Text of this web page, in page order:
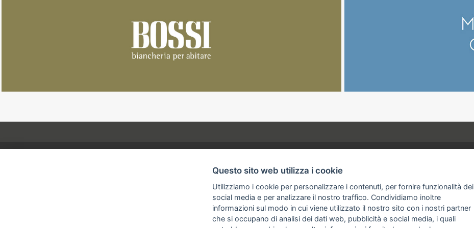
Collezioni
Negozi
Download
Contatti
Questo sito web utilizza i cookie
Utilizziamo i cookie per personalizzare i contenuti, per fornire funzionalità dei
social media e per analizzare il nostro traffico. Condividiamo inoltre
informazioni sul modo in cui viene utilizzato il nostro sito con i nostri partner
che si occupano di analisi dei dati web, pubblicità e social media, i quali